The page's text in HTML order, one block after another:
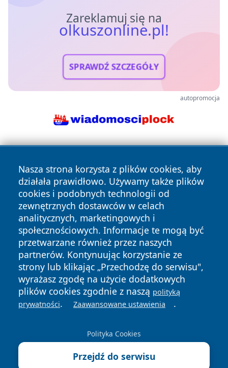
Zareklamuj się na
olkuszonline.pl!
SPRAWDŹ SZCZEGÓŁY
autopromocja
Nasza strona korzysta z plików cookies, aby
działała prawidłowo. Używamy także plików
cookies i podobnych technologii od
zewnętrznych dostawców w celach
analitycznych, marketingowych i
społecznościowych. Informacje te mogą być
przetwarzane również przez naszych
partnerów. Kontynuując korzystanie ze
strony lub klikając „Przechodzę do serwisu",
wyrażasz zgodę na użycie dodatkowych
plików cookies zgodnie z naszą polityką
prywatności. Zaawansowane ustawienia .
Polityka Cookies
Przejdź do serwisu
Copyright © 2026 olkuszonline.pl Wszystkie prawa
zastrzeżone.
News Autorzy
Polityka
Prywatności
Polityka
Cookies